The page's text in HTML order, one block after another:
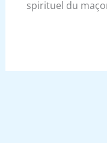
spirituel du